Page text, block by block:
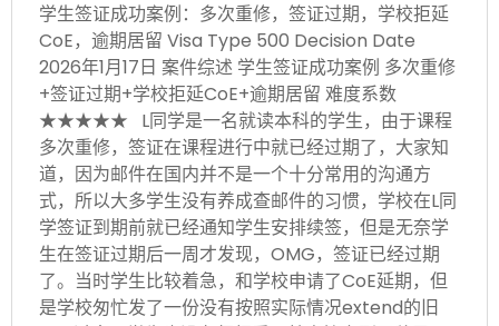
学生签证成功案例：多次重修，签证过期，学校拒延
CoE，逾期居留 Visa Type 500 Decision Date
2026年1月17日 案件综述 学生签证成功案例 多次重修
+签证过期+学校拒延CoE+逾期居留 难度系数
★★★★★ L同学是一名就读本科的学生，由于课程
多次重修，签证在课程进行中就已经过期了，大家知
道，因为邮件在国内并不是一个十分常用的沟通方
式，所以大多学生没有养成查邮件的习惯，学校在L同
学签证到期前就已经通知学生安排续签，但是无奈学
生在签证过期后一周才发现，OMG，签证已经过期
了。当时学生比较着急，和学校申请了CoE延期，但
是学校匆忙发了一份没有按照实际情况extend的旧